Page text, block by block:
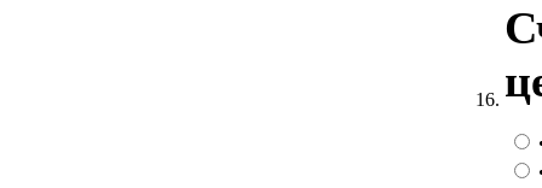
16.